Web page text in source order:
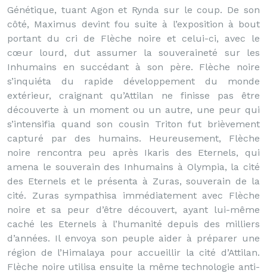
Génétique, tuant Agon et Rynda sur le coup. De son
côté, Maximus devint fou suite à l’exposition à bout
portant du cri de Flèche noire et celui-ci, avec le
cœur lourd, dut assumer la souveraineté sur les
Inhumains en succédant à son père. Flèche noire
s’inquiéta du rapide développement du monde
extérieur, craignant qu’Attilan ne finisse pas être
découverte à un moment ou un autre, une peur qui
s’intensifia quand son cousin Triton fut brièvement
capturé par des humains. Heureusement, Flèche
noire rencontra peu après Ikaris des Eternels, qui
amena le souverain des Inhumains à Olympia, la cité
des Eternels et le présenta à Zuras, souverain de la
cité. Zuras sympathisa immédiatement avec Flèche
noire et sa peur d’être découvert, ayant lui-même
caché les Eternels à l’humanité depuis des milliers
d’années. Il envoya son peuple aider à préparer une
région de l’Himalaya pour accueillir la cité d’Attilan.
Flèche noire utilisa ensuite la même technologie anti-